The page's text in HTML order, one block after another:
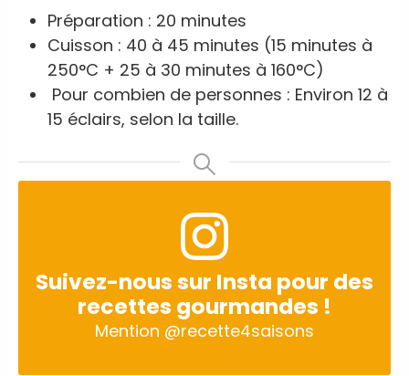
Préparation : 20 minutes
Cuisson : 40 à 45 minutes (15 minutes à
250°C + 25 à 30 minutes à 160°C)
Pour combien de personnes : Environ 12 à
15 éclairs, selon la taille.
Suivez-nous sur Insta pour des
recettes gourmandes !
Mention @recette4saisons